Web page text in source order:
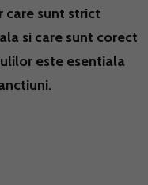
sunt strict
si care sunt corect
este esentiala